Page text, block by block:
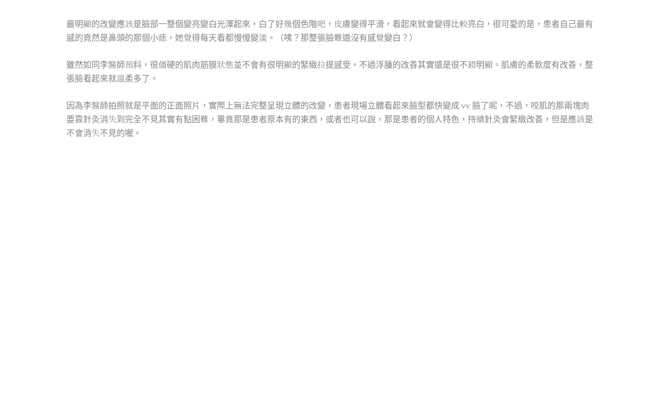
最明顯的改變應該是臉部一整個變亮變白光澤起來，白了好幾個色階吧，皮膚變得平滑，看起來就會變得比較亮白，很可愛的是，患者自己最有
感的竟然是鼻頭的那個小痣，她覺得每天看都慢慢變淡。（咦？那整張臉難道沒有感覺變白？）
雖然如同李醫師預料，很僵硬的肌肉筋膜狀態並不會有很明顯的緊緻拉提感受，不過浮腫的改善其實還是很不錯明顯。肌膚的柔軟度有改善，整
張臉看起來就溫柔多了。
因為李醫師拍照就是平面的正面照片，實際上無法完整呈現立體的改變，患者現場立體看起來臉型都快變成 vv 臉了呢，不過，咬肌的那兩塊肉
要靠針灸消失到完全不見其實有點困難，畢竟那是患者原本有的東西，或者也可以說，那是患者的個人特色，持續針灸會緊緻改善，但是應該是
不會消失不見的喔。